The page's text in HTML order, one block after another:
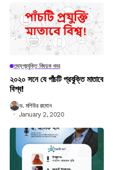
তথ্যপ্রযুক্তি বিষয়ক খবর
২০২০ সনে যে পাঁচটি প্রযুক্তি মাতাবে
বিশ্ব!
ড. মশিউর রহমান
January 2, 2020